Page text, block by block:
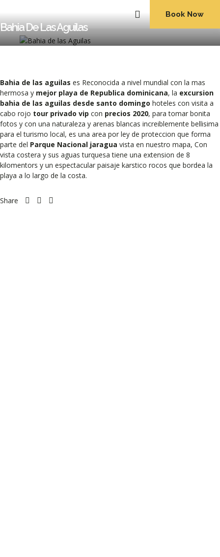
Book Now
Bahia De Las Aguilas
Bahia de las aguilas es Reconocida a nivel mundial con la mas
hermosa y mejor playa de Republica dominicana, la excursion
bahia de las aguilas desde santo domingo hoteles con visita a
cabo rojo tour privado vip con precios 2020, para tomar bonita
fotos y con una naturaleza y arenas blancas increiblemente bellisima
para el turismo local, es una area por ley de proteccion que forma
parte del Parque Nacional jaragua vista en nuestro mapa, Con
vista costera y sus aguas turquesa tiene una extension de 8
kilomentors y un espectacular paisaje karstico rocos que bordea la
playa a lo largo de la costa.
Share